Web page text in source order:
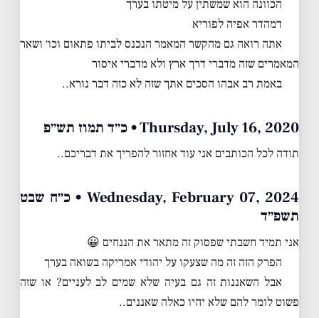
הכוונה הוא שמשתין על מיטתו בערך
דמהדר אפיה לפוריא
אתה רואה גם מהקשר המאמר הנכנס לביתו פתאום וכו׳ ושאר
המאמרים שזה מדברי דרך ארץ ולא מדברי איסור
באמת רב אבהו הסכים אתך שזה לא כזה דבר נורא..
Thursday, July 16, 2020 • כ״ד תמוז תש״פ
תודה לכל הכותבים אני עוד אחזור להפריך את דבריכם..
Wednesday, February 07, 2024 • כ״ח שבט
תשפ״ד
אני תמיד חשבתי שפסוק זה מתאר את הננחים 😀
הפרק הזה זה מה שצעקו על יהודי אמריקה בשואה בערך
אבל השאננות זה גם בעיה שלא שמים לב לעניים? או שזה
פשוט לומר להם שלא יהיו כאלה שאננים..